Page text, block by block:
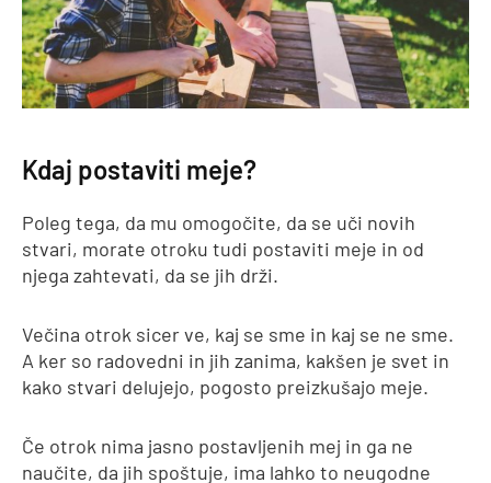
Kdaj postaviti meje?
Poleg tega, da mu omogočite, da se uči novih
stvari, morate otroku tudi postaviti meje in od
njega zahtevati, da se jih drži.
Večina otrok sicer ve, kaj se sme in kaj se ne sme.
A ker so radovedni in jih zanima, kakšen je svet in
kako stvari delujejo, pogosto preizkušajo meje.
Če otrok nima jasno postavljenih mej in ga ne
naučite, da jih spoštuje, ima lahko to neugodne